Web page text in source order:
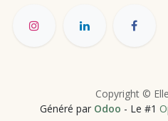
Copyright ©
Généré par Odoo - Le #1